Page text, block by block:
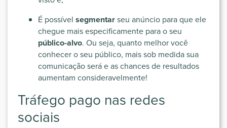
É possível segmentarseu anúncio para que ele
chegue mais especificamente para o seu
público-alvo. Ou seja, quanto melhor você
conhecer o seu público, mais sob medida sua
comunicação será e as chances de resultados
aumentam consideravelmente!
Tráfego pago nas redes
sociais